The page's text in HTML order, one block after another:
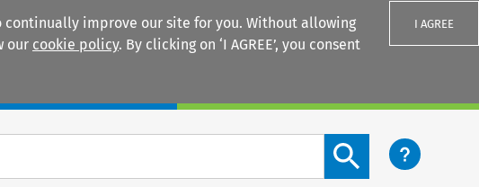
improve our site for you. Without allowing
our cookie policy. By clicking on ‘I AGREE’, you consent
I AGREE
Search content button